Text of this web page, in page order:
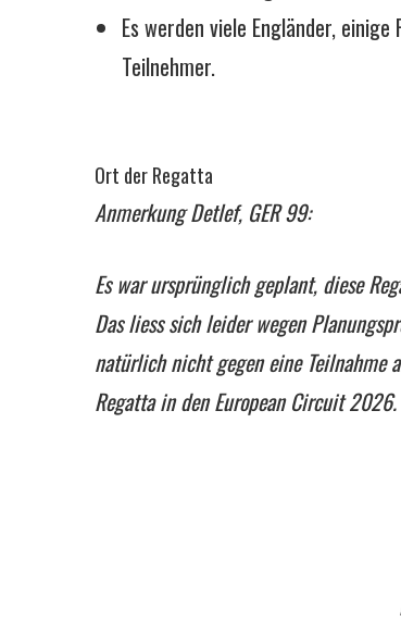
Es werden viele Engländer,
Teilnehmer.
Ort der Regatta
Anmerkung Detlef, GER 99:
Es war ursprünglich geplant, diese
Das liess sich leider wegen
natürlich nicht gegen eine Teilnahme
Regatta in den European Circuit 2026.